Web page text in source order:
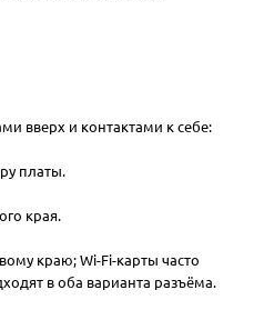
вверх и контактами к себе:
платы.
края.
краю; Wi-Fi-карты часто
в оба варианта разъёма.